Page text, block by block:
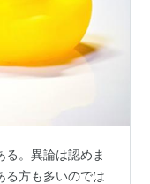
る。異論は認めま
る方も多いのでは